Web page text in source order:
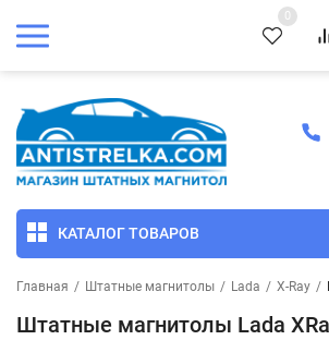
0
КАТАЛОГ ТОВАРОВ
Главная / Штатные магнитолы / Lada / X-Ray /
Штатные магнитолы Lada